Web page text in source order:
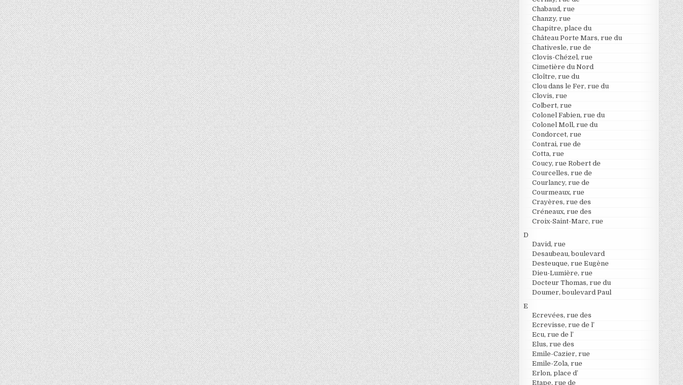
Chabaud, rue
Chanzy, rue
Chapitre, place du
Château Porte Mars, rue du
Chativesle, rue de
Clovis-Chézel, rue
Cimetière du Nord
Cloître, rue du
Clou dans le Fer, rue du
Clovis, rue
Colbert, rue
Colonel Fabien, rue du
Colonel Moll, rue du
Condorcet, rue
Contrai, rue de
Cotta, rue
Coucy, rue Robert de
Courcelles, rue de
Courlancy, rue de
Courmeaux, rue
Crayères, rue des
Créneaux, rue des
Croix-Saint-Marc, rue
D
David, rue
Desaubeau, boulevard
Desteuque, rue Eugène
Dieu-Lumière, rue
Docteur Thomas, rue du
Doumer, boulevard Paul
E
Ecrevées, rue des
Ecrevisse, rue de l’
Ecu, rue de l’
Elus, rue des
Emile-Cazier, rue
Emile-Zola, rue
Erlon, place d’
Etape, rue de